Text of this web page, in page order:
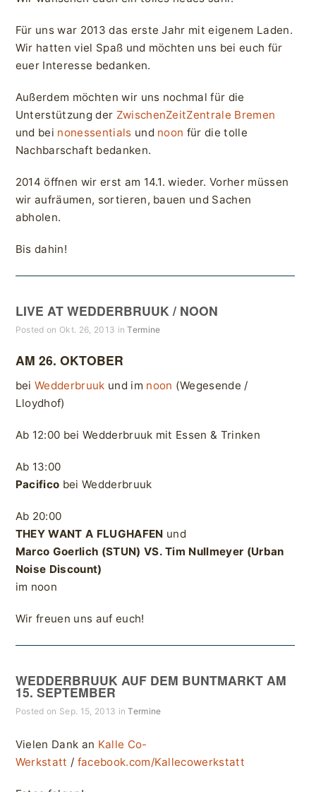
Für uns war 2013 das erste Jahr mit eigenem Laden.
Wir hatten viel Spaß und möchten uns bei euch für
euer Interesse bedanken.
Außerdem möchten wir uns nochmal für die
Unterstützung der ZwischenZeitZentrale Bremen
und bei nonessentials und noon für die tolle
Nachbarschaft bedanken.
2014 öffnen wir erst am 14.1. wieder. Vorher müssen
wir aufräumen, sortieren, bauen und Sachen
abholen.
Bis dahin!
LIVE AT WEDDERBRUUK / NOON
Posted on Okt. 26, 2013 inTermine
AM 26. OKTOBER
beiWedderbruuk und im noon (Wegesende /
Lloydhof)
Ab 12:00 bei Wedderbruuk mit Essen & Trinken
Ab 13:00
Pacifico bei Wedderbruuk
Ab 20:00
THEY WANT A FLUGHAFEN und
Marco Goerlich (STUN) VS. Tim Nullmeyer (Urban
Noise Discount)
im noon
Wir freuen uns auf euch!
WEDDERBRUUK AUF DEM BUNTMARKT AM
15. SEPTEMBER
Posted on Sep. 15, 2013 inTermine
Vielen Dank an Kalle Co-
Werkstatt / facebook.com/Kallecowerkstatt